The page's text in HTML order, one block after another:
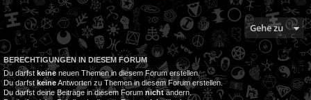
Gehe zu
BERECHTIGUNGEN IN DIESEM FORUM
Du darfstkeine neuen Themen in diesem Forum erstellen.
Du darfstkeineAntworten zu Themen in diesem Forum erstellen.
Du darfst deine Beiträge in diesem Forumnichtändern.